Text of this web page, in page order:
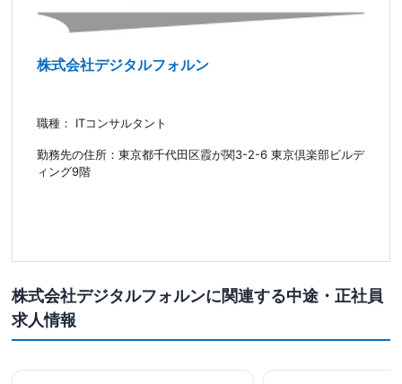
株式会社デジタルフォルン
職種： ITコンサルタント
勤務先の住所：東京都千代田区霞が関3-2-6 東京倶楽部ビルデ
ィング9階
株式会社デジタルフォルンに関連する中途・正社員
求人情報